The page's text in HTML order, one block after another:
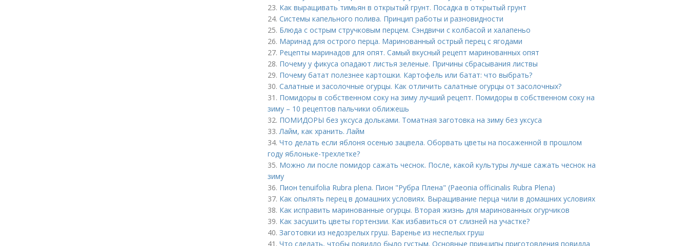
23. Как выращивать тимьян в открытый грунт. Посадка в открытый грунт
24. Системы капельного полива. Принцип работы и разновидности
25. Блюда с острым стручковым перцем. Сэндвичи с колбасой и халапеньо
26. Маринад для острого перца. Маринованный острый перец с ягодами
27. Рецепты маринадов для опят. Самый вкусный рецепт маринованных опят
28. Почему у фикуса опадают листья зеленые. Причины сбрасывания листвы
29. Почему батат полезнее картошки. Картофель или батат: что выбрать?
30. Салатные и засолочные огурцы. Как отличить салатные огурцы от засолочных?
31. Помидоры в собственном соку на зиму лучший рецепт. Помидоры в собственном соку на
зиму – 10 рецептов пальчики оближешь
32. ПОМИДОРЫ без уксуса дольками. Томатная заготовка на зиму без уксуса
33.Лайм, как хранить. Лайм
34. Что делать если яблоня осенью зацвела. Оборвать цветы на посаженной в прошлом
году яблоньке-трехлетке?
35. Можно ли после помидор сажать чеснок. После, какой культуры лучше сажать чеснок на
зиму
36. Пион tenuifolia Rubra plena. Пион "Рубра Плена" (Paeonia officinalis Rubra Plena)
37. Как опылять перец в домашних условиях. Выращивание перца чили в домашних условиях
38. Как исправить маринованные огурцы. Вторая жизнь для маринованных огурчиков
39. Как засушить цветы гортензии. Как избавиться от слизней на участке?
40. Заготовки из недозрелых груш. Варенье из неспелых груш
41. Что сделать, чтобы повидло было густым. Основные принципы приготовления повидла